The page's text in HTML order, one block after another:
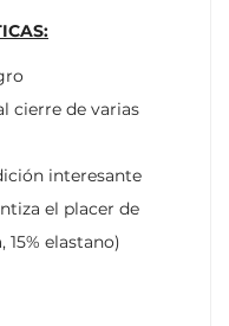
cierre de varias
interesante
el placer de
elastano)